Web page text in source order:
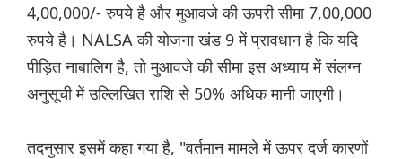
4,00,000/- रुपये है और मुआवजे की ऊपरी सीमा 7,00,000
रुपये है। NALSA की योजना खंड 9 में प्रावधान है कि यदि
पीड़ित नाबालिग है, तो मुआवजे की सीमा इस अध्याय में संलग्न
अनुसूची में उल्लिखित राशि से 50% अधिक मानी जाएगी।
तदनुसार इसमें कहा गया है, "वर्तमान मामले में ऊपर दर्ज कारणों